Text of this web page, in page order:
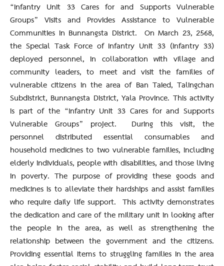
“Infantry Unit 33 Cares for and Supports Vulnerable
Groups” Visits and Provides Assistance to Vulnerable
Communities in Bunnangsta District. On March 23, 2568,
the Special Task Force of Infantry Unit 33 (Infantry 33)
deployed personnel, in collaboration with village and
community leaders, to meet and visit the families of
vulnerable citizens in the area of Ban Taied, Talingchan
Subdistrict, Bunnangsta District, Yala Province. This activity
is part of the “Infantry Unit 33 Cares for and Supports
Vulnerable Groups” project. During this visit, the
personnel distributed essential consumables and
household medicines to two vulnerable families, including
elderly individuals, people with disabilities, and those living
in poverty. The purpose of providing these goods and
medicines is to alleviate their hardships and assist families
who require daily life support. This activity demonstrates
the dedication and care of the military unit in looking after
the people in the area, as well as strengthening the
relationship between the government and the citizens.
Providing essential items to struggling families in the area